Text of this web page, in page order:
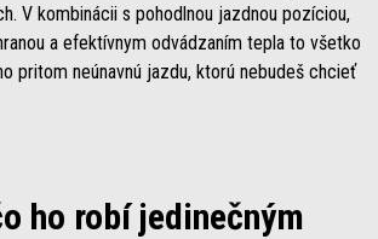
V kombinácii s pohodlnou jazdnou pozíciou,
a efektívnym odvádzaním tepla to všetko
pritom neúnavnú jazdu, ktorú nebudeš chcieť
ho robí jedinečným